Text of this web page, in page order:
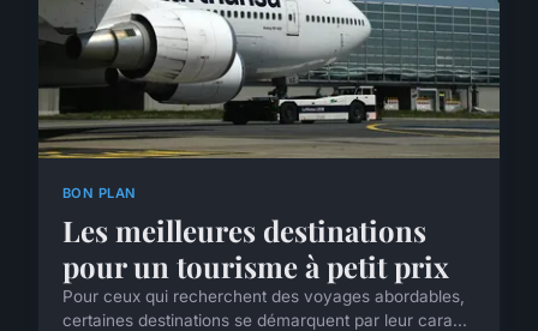
BON PLAN
Les meilleures destinations
pour un tourisme à petit prix
Pour ceux qui recherchent des voyages abordables,
certaines destinations se démarquent par leur cara...